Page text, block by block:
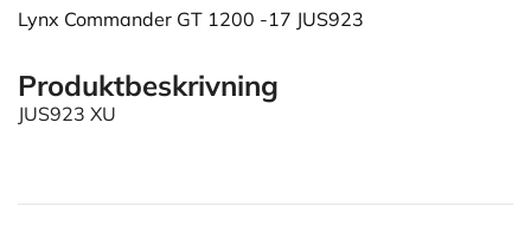
Lynx Commander GT 1200 -17 JUS923
Produktbeskrivning
JUS923 XU